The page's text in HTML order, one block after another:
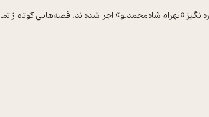
«بهرام شاه‌محمدلو» اجرا شده‌اند. قصه‌هایی کوتاه از